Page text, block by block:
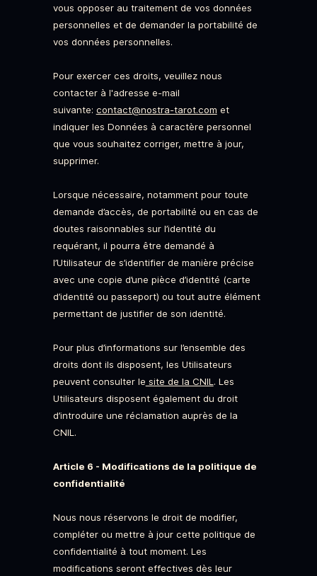
vous opposer au traitement de vos données
personnelles et de demander la portabilité de
vos données personnelles.
Pour exercer ces droits, veuillez nous
contacter à l'adresse e-mail
suivante: contact@nostra-tarot.com et
indiquer les Données à caractère personnel
que vous souhaitez corriger, mettre à jour,
supprimer.
Lorsque nécessaire, notamment pour toute
demande d’accès, de portabilité ou en cas de
doutes raisonnables sur l’identité du
requérant, il pourra être demandé à
l’Utilisateur de s’identifier de manière précise
avec une copie d’une pièce d’identité (carte
d’identité ou passeport) ou tout autre élément
permettant de justifier de son identité.
Pour plus d’informations sur l’ensemble des
droits dont ils disposent, les Utilisateurs
peuvent consulter le site de la CNIL . Les
Utilisateurs disposent également du droit
d’introduire une réclamation auprès de la
CNIL.
Article 6 - Modifications de la politique de
confidentialité
Nous nous réservons le droit de modifier,
compléter ou mettre à jour cette politique de
confidentialité à tout moment. Les
modifications seront effectives dès leur